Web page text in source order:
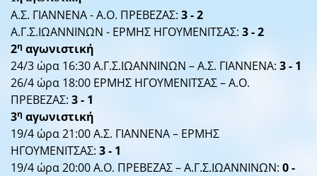
Α.Σ. ΓΙΑΝΝΕΝΑ - Α.Ο. ΠΡΕΒΕΖΑΣ: 3 - 2
Α.Γ.Σ.ΙΩΑΝΝΙΝΩΝ - ΕΡΜΗΣ ΗΓΟΥΜΕΝΙΤΣΑΣ: 3 - 2
2η αγωνιστική
24/3 ώρα 16:30 Α.Γ.Σ.ΙΩΑΝΝΙΝΩΝ – Α.Σ. ΓΙΑΝΝΕΝΑ: 3 - 1
26/4 ώρα 18:00 ΕΡΜΗΣ ΗΓΟΥΜΕΝΙΤΣΑΣ – Α.Ο.
ΠΡΕΒΕΖΑΣ: 3 - 1
3η αγωνιστική
19/4 ώρα 21:00 Α.Σ. ΓΙΑΝΝΕΝΑ – ΕΡΜΗΣ
ΗΓΟΥΜΕΝΙΤΣΑΣ: 3 - 1
19/4 ώρα20:00Α.Ο. ΠΡΕΒΕΖΑΣ – Α.Γ.Σ.ΙΩΑΝΝΙΝΩΝ: 0 -